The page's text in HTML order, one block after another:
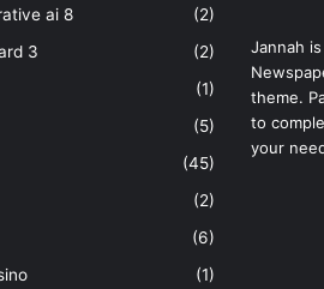
ai 8
(2)
3
(2)
(1)
(5)
(45)
(2)
(6)
(1)
Jannah
theme.
to
your